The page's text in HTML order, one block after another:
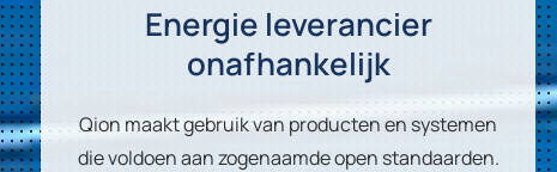
Energie leverancier
onafhankelijk
Qion maakt gebruik van producten en systemen
die voldoen aan zogenaamde open standaarden.